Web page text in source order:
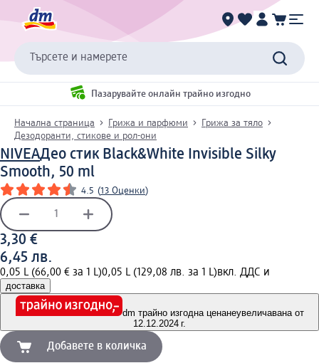
Търсете и намерете
Пазарувайте онлайн трайно изгодно
Начална страница Грижа и парфюми
Грижа за тяло
Дезодоранти, стикове и рол-они
NIVEAДео стик Black&White Invisible Silky
Smooth, 50 ml
4.5 (13 Оценки)
3,30 €
6,45 лв.
0,05 L (66,00 € за 1 L)0,05 L (129,08 лв. за 1 L)вкл. ДДС и
доставка
dm трайно изгодна ценанеувеличавана от
12.12.2024 г.
Добавете в количка